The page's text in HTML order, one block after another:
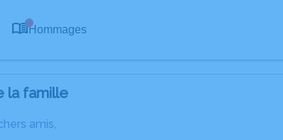
Hommages
la famille
amis,